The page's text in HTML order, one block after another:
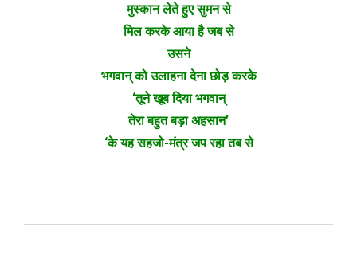
मुस्कान लेते हुए सुमन से
मिल करके आया है जब से
उसने
भगवान् को उलाहना देना छोड़ करके
‘तूने खूब दिया भगवान्
तेरा बहुत बड़ा अहसान’
‘के यह सहजो-मंत्र जप रहा तब से